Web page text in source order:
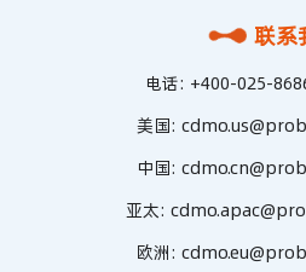
联系
电话: +400-025-
美国:
中国:
亚太:
欧洲: